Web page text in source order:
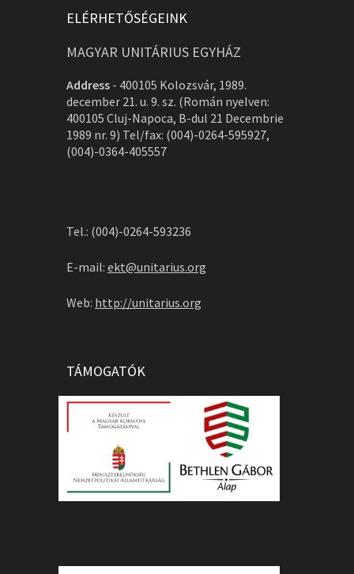
ELÉRHETŐSÉGEINK
MAGYAR UNITÁRIUS EGYHÁZ
Address - 400105 Kolozsvár, 1989.
december 21. u. 9. sz. (Román nyelven:
400105 Cluj-Napoca, B-dul 21 Decembrie
1989 nr. 9) Tel/fax: (004)-0264-595927,
(004)-0364-405557
Tel.: (004)-0264-593236
E-mail: ekt@unitarius.org
Web: http://unitarius.org
TÁMOGATÓK